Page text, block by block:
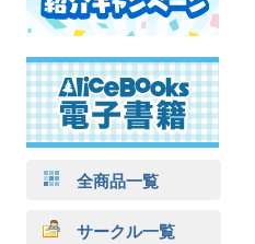
全商品一覧
サークル一覧